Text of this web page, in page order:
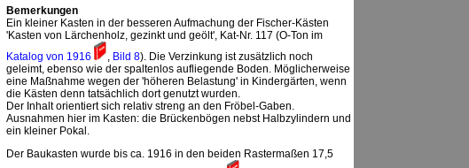
Bemerkungen
Ein kleiner Kasten in der besseren Aufmachung der Fischer-Kästen
'Kasten von Lärchenholz, gezinkt und geölt', Kat-Nr. 117 (O-Ton im
Katalog von 1916
, Bild 8). Die Verzinkung ist zusätzlich noch
geleimt, ebenso wie der spaltenlos aufliegende Boden. Möglicherweise
eine Maßnahme wegen der 'höheren Belastung' in Kindergärten, wenn
die Kästen denn tatsächlich dort genutzt wurden.
Der Inhalt orientiert sich relativ streng an den Fröbel-Gaben.
Ausnahmen hier im Kasten: die Brückenbögen nebst Halbzylindern und
ein kleiner Pokal.
Der Baukasten wurde bis ca. 1916 in den beiden Rastermaßen 17,5